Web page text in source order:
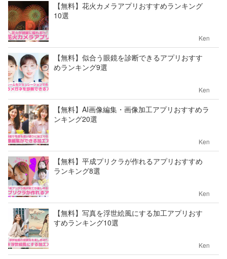
【無料】花火カメラアプリおすすめランキング
10選
Ken
【無料】似合う眼鏡を診断できるアプリおすす
めランキング9選
Ken
【無料】AI画像編集・画像加工アプリおすすめラ
ンキング20選
Ken
【無料】平成プリクラが作れるアプリおすすめ
ランキング8選
Ken
【無料】写真を浮世絵風にする加工アプリおす
すめランキング10選
Ken